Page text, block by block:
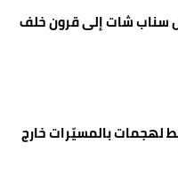
سناب شات إلى قرون خلف
لهجمات بالمسيّرات خارج